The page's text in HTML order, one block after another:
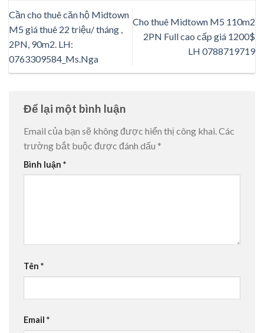
Cần cho thuê căn hộ Midtown
M5 giá thuê 22 triệu/ tháng ,
2PN, 90m2. LH:
0763309584_Ms.Nga
Cho thuê Midtown M5 110m2
2PN Full cao cấp giá 1200$
LH 0788719719
Để lại một bình luận
Email của bạn sẽ không được hiển thị công khai. Các
trường bắt buộc được đánh dấu *
Bình luận *
Tên *
Email *